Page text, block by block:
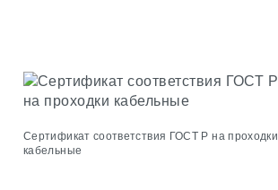
Сертификат соответствия ГОСТ Р на проходки
кабельные